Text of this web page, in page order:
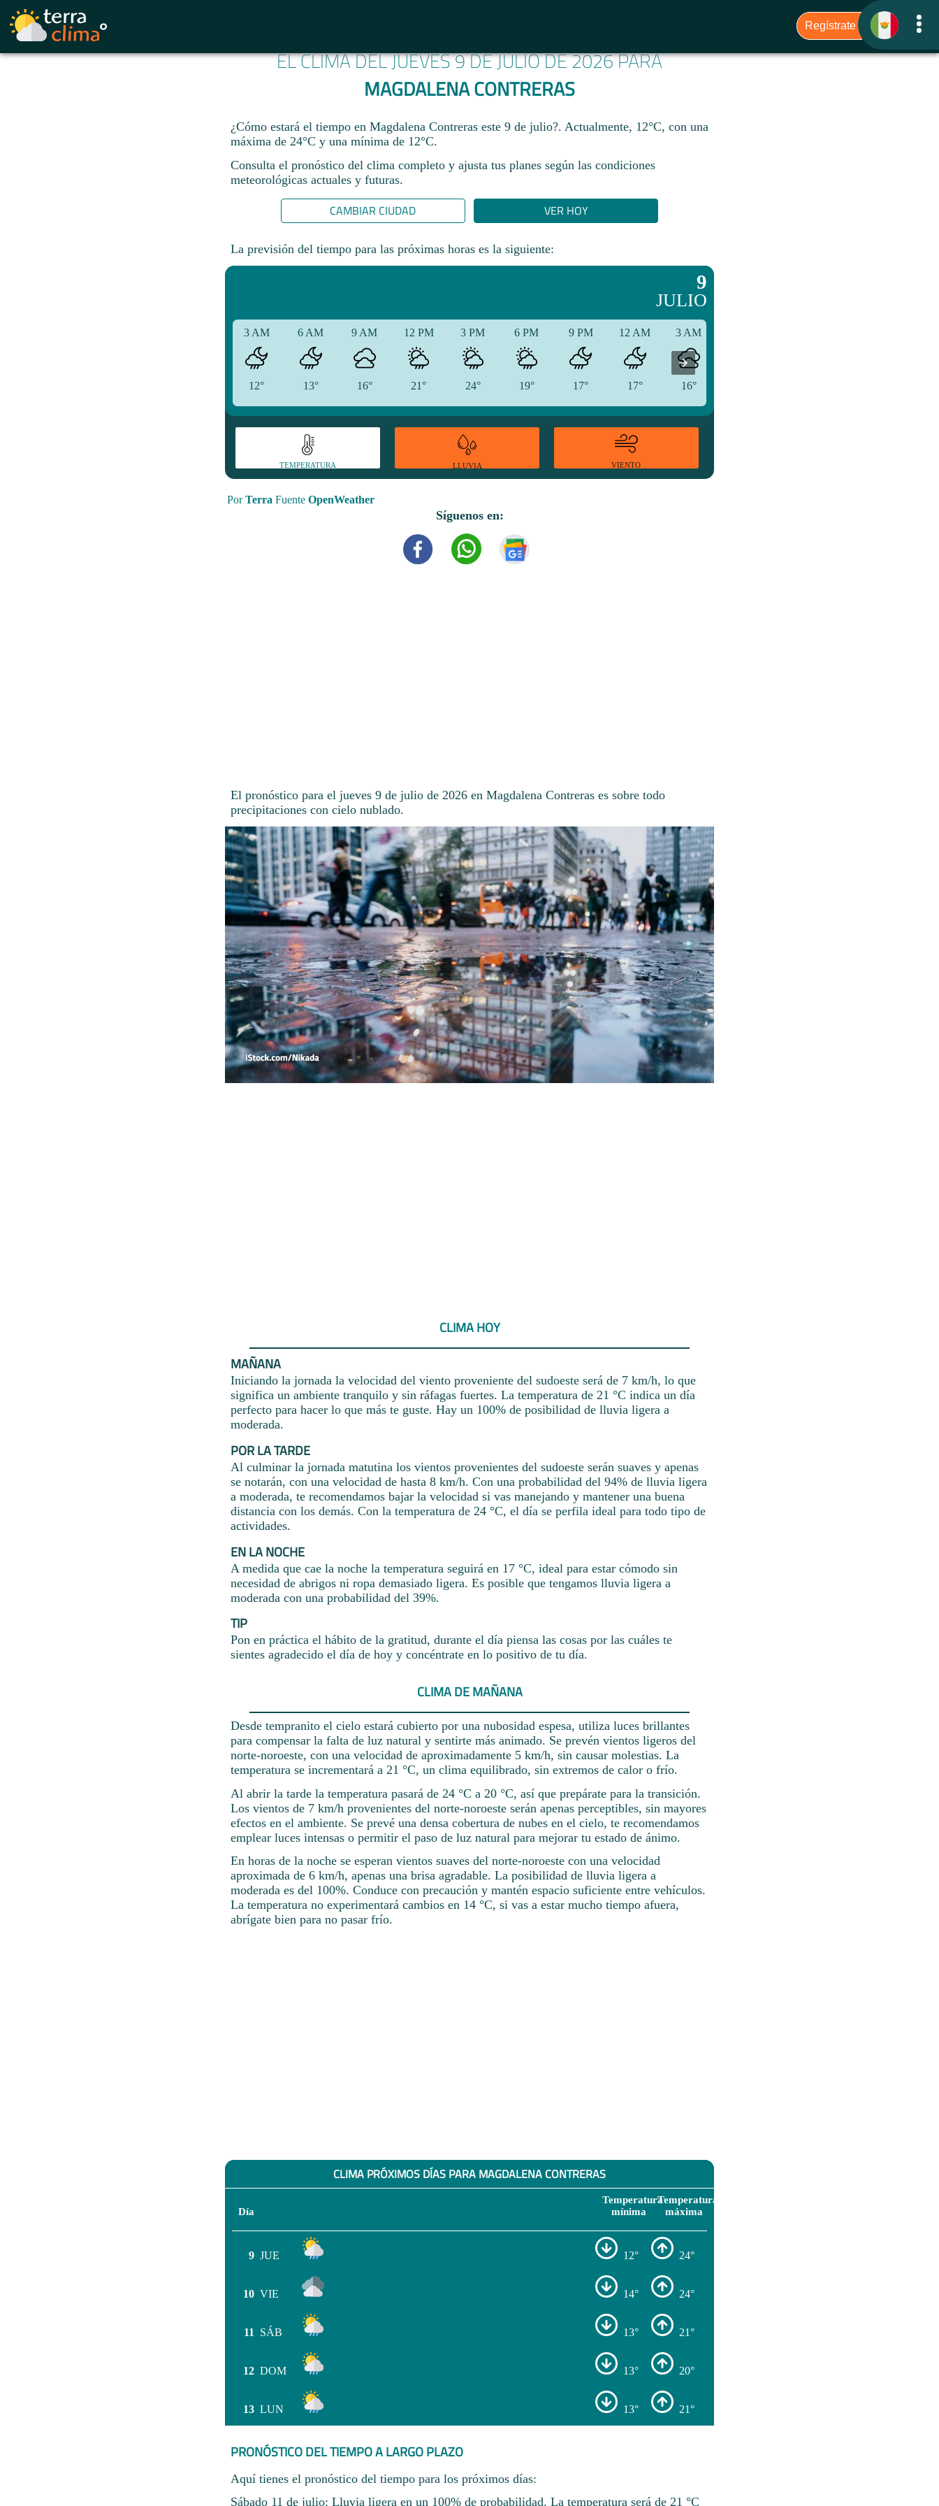
EL CLIMA DEL JUEVES 9 DE JULIO DE 2026 PARA
MAGDALENA CONTRERAS
¿Cómo estará el tiempo en Magdalena Contreras este 9 de julio?. Actualmente, 12°C, con una
máxima de 24°C y una mínima de 12°C.
Consulta el pronóstico del clima completo y ajusta tus planes según las condiciones
meteorológicas actuales y futuras.
CAMBIAR CIUDAD VER HOY
La previsión del tiempo para las próximas horas es la siguiente:
9
JULIO
3 AM
12°
6 AM
13°
9 AM
16°
12 PM
21°
3 PM
24°
6 PM
19°
9 PM
17°
12 AM
17°
3 AM
16°
TEMPERATURA LLUVIA VIENTO
PorTerra Fuente OpenWeather
Síguenos en:
El pronóstico para el jueves 9 de julio de 2026 en Magdalena Contreras es sobre todo
precipitaciones con cielo nublado.
CLIMA HOY
MAÑANA
Iniciando la jornada la velocidad del viento proveniente del sudoeste será de 7 km/h, lo que
significa un ambiente tranquilo y sin ráfagas fuertes. La temperatura de 21 °C indica un día
perfecto para hacer lo que más te guste. Hay un 100% de posibilidad de lluvia ligera a
moderada.
POR LA TARDE
Al culminar la jornada matutina los vientos provenientes del sudoeste serán suaves y apenas
se notarán, con una velocidad de hasta 8 km/h. Con una probabilidad del 94% de lluvia ligera
a moderada, te recomendamos bajar la velocidad si vas manejando y mantener una buena
distancia con los demás. Con la temperatura de 24 °C, el día se perfila ideal para todo tipo de
actividades.
EN LA NOCHE
A medida que cae la noche la temperatura seguirá en 17 °C, ideal para estar cómodo sin
necesidad de abrigos ni ropa demasiado ligera. Es posible que tengamos lluvia ligera a
moderada con una probabilidad del 39%.
TIP
Pon en práctica el hábito de la gratitud, durante el día piensa las cosas por las cuáles te
sientes agradecido el día de hoy y concéntrate en lo positivo de tu día.
CLIMA DE MAÑANA
Desde tempranito el cielo estará cubierto por una nubosidad espesa, utiliza luces brillantes
para compensar la falta de luz natural y sentirte más animado. Se prevén vientos ligeros del
norte-noroeste, con una velocidad de aproximadamente 5 km/h, sin causar molestias. La
temperatura se incrementará a 21 °C, un clima equilibrado, sin extremos de calor o frío.
Al abrir la tarde la temperatura pasará de 24 °C a 20 °C, así que prepárate para la transición.
Los vientos de 7 km/h provenientes del norte-noroeste serán apenas perceptibles, sin mayores
efectos en el ambiente. Se prevé una densa cobertura de nubes en el cielo, te recomendamos
emplear luces intensas o permitir el paso de luz natural para mejorar tu estado de ánimo.
En horas de la noche se esperan vientos suaves del norte-noroeste con una velocidad
aproximada de 6 km/h, apenas una brisa agradable. La posibilidad de lluvia ligera a
moderada es del 100%. Conduce con precaución y mantén espacio suficiente entre vehículos.
La temperatura no experimentará cambios en 14 °C, si vas a estar mucho tiempo afuera,
abrígate bien para no pasar frío.
CLIMA PRÓXIMOS DÍAS PARA MAGDALENA CONTRERAS
Día
Temperatura
mínima
Temperatura
máxima
9 JUE 12° 24°
10 VIE 14° 24°
11 SÁB 13° 21°
12 DOM 13° 20°
13 LUN 13° 21°
PRONÓSTICO DEL TIEMPO A LARGO PLAZO
Aquí tienes el pronóstico del tiempo para los próximos días:
Sábado 11 de julio: Lluvia ligera en un 100% de probabilidad. La temperatura será de 21 °C